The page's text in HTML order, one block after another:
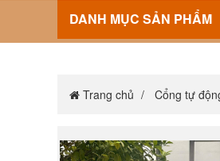
DANH MỤC SẢN PHẨM
Trang chủ Cổng tự